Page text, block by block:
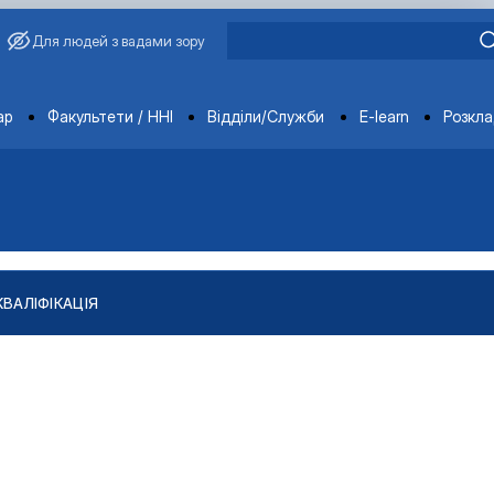
Для людей з вадами зору
Факультети / ННІ Відділи/Служби E-learn